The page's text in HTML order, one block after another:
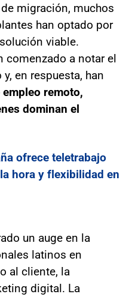
migración, muchos
han optado por
viable.
comenzado a notar el
en respuesta, han
remoto,
dominan el
ofrece teletrabajo
hora y flexibilidad en
un auge en la
latinos en
al cliente, la
digital. La